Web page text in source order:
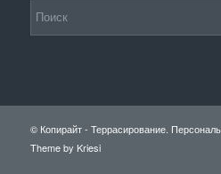
© Копирайт - Террасирование.
Theme by Kriesi